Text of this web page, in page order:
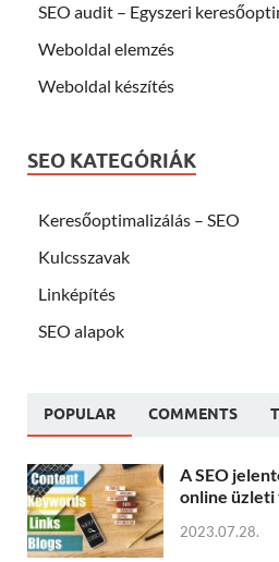
SEO audit – Egyszeri
Weboldal elemzés
Weboldal készítés
SEO KATEGÓRIÁK
Keresőoptimalizálás – SEO
Kulcsszavak
Linképítés
SEO alapok
POPULAR COMMENTS
A SEO
online üzleti
2023.07.28.